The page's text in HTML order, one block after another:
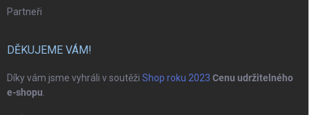
Partneři
DĚKUJEME VÁM!
Díky vám jsme vyhráli v soutěži Shop roku 2023 Cenu udržitelného
e-shopu